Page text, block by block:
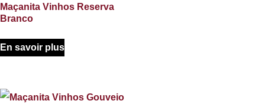
Maçanita Vinhos Reserva
Branco
En savoir plus